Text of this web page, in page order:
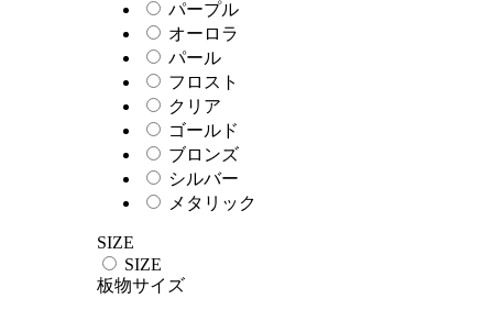
パープル
オーロラ
パール
フロスト
クリア
ゴールド
ブロンズ
シルバー
メタリック
SIZE
SIZE
板物サイズ